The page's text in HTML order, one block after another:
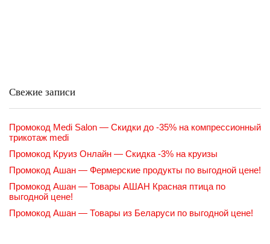
Свежие записи
Промокод Medi Salon — Скидки до -35% на компрессионный
трикотаж medi
Промокод Круиз Онлайн — Скидка -3% на круизы
Промокод Ашан — Фермерские продукты по выгодной цене!
Промокод Ашан — Товары АШАН Красная птица по
выгодной цене!
Промокод Ашан — Товары из Беларуси по выгодной цене!